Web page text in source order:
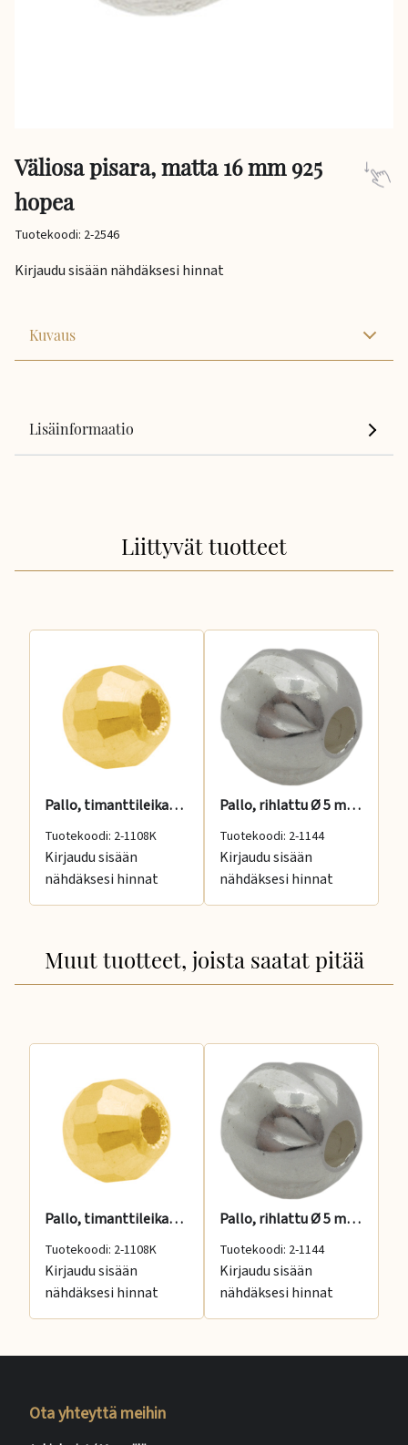
Väliosa pisara, matta 16 mm 925
hopea
Tuotekoodi: 2-2546
Kirjaudu sisään nähdäksesi hinnat
Kuvaus
Lisäinformaatio
Liittyvät tuotteet
Pallo, timanttileikattu 6 mm 14 K
Tuotekoodi: 2-1108K
Kirjaudu sisään
nähdäksesi hinnat
Pallo, rihlattu Ø 5 mm, 2 reikää, 925 hopea
Tuotekoodi: 2-1144
Kirjaudu sisään
nähdäksesi hinnat
Muut tuotteet, joista saatat pitää
Pallo, timanttileikattu 6 mm 14 K
Tuotekoodi: 2-1108K
Kirjaudu sisään
nähdäksesi hinnat
Pallo, rihlattu Ø 5 mm, 2 reikää, 925 hopea
Tuotekoodi: 2-1144
Kirjaudu sisään
nähdäksesi hinnat
Ota yhteyttä meihin